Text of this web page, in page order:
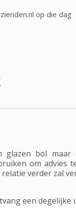
op die dag
glazen bol
om advies
verder zal
een degelijke